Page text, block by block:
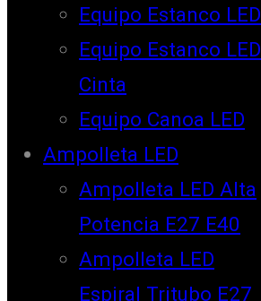
Equipo Estanco LED
Equipo Estanco LED
Cinta
Equipo Canoa LED
Ampolleta LED
Ampolleta LED Alta
Potencia E27 E40
Ampolleta LED
Espiral Tritubo E27